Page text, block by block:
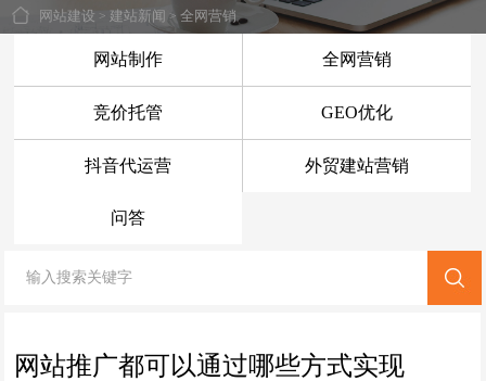
外贸网站建设
响应式网站建设
品牌网站建设
商城网站建设
竞价托管
网站建设 > 建站新闻 >全网营销
网站制作 全网营销
竞价托管 GEO优化
抖音代运营 外贸建站营销
问答
网站推广都可以通过哪些方式实现